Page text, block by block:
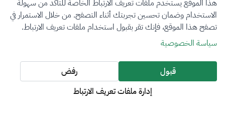
سياسة الخصوصيةشروط الاستخدامخريطة الموقع
جميع الحقوق محفوظة 2026 © ZATCA.GOV.SA
تم تطويره وصيانته بواسطة هيئة الزكاة والضريبة والجمارك
آخر تحديث للموقع في
هذا الموقع يستخدم ملفات تعريف الارتباط الخاصة للتأكد من سهولة
الاستخدام وضمان تحسين تجربتك أثناء التصفح. من خلال الاستمرار في
تصفح هذا الموقع، فإنك تقر بقبول استخدام ملفات تعريف الارتباط.
سياسة الخصوصية
قبول
رفض
إدارة ملفات تعريف الارتباط